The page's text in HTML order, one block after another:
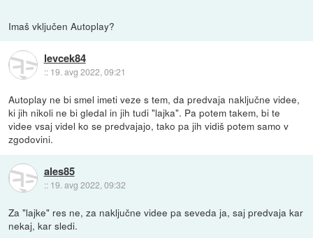
Imaš vključen Autoplay?
levcek84
:: 19. avg 2022, 09:21
Autoplay ne bi smel imeti veze s tem, da predvaja naključne videe,
ki jih nikoli ne bi gledal in jih tudi "lajka". Pa potem takem, bi te
videe vsaj videl ko se predvajajo, tako pa jih vidiš potem samo v
zgodovini.
ales85
:: 19. avg 2022, 09:32
Za "lajke" res ne, za naključne videe pa seveda ja, saj predvaja kar
nekaj, kar sledi.